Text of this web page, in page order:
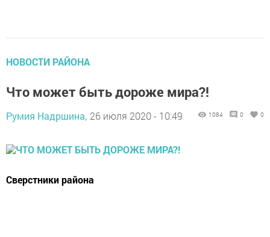
НОВОСТИ РАЙОНА
Что может быть дороже мира?!
Румия Надршина, 26 июля 2020 - 10:49 1084 0 0
Сверстники района